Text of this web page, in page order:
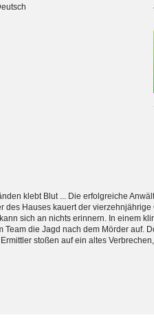
klebt Blut ... Die erfolgreiche
Hauses kauert der vierzehnjährige
sich an nichts erinnern. In einem
die Jagd nach dem Mörder auf.
stoßen auf ein altes